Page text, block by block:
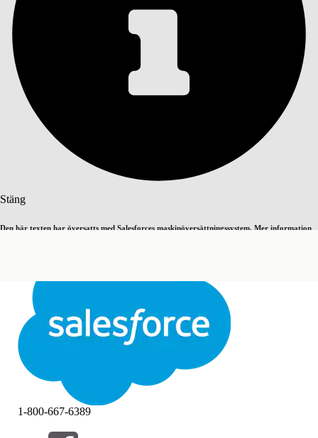
Stäng
Den här texten har översatts med Salesforces maskinöversättningssystem. Mer information
StängStäng
Innehållsförteckningar
1-800-667-6389